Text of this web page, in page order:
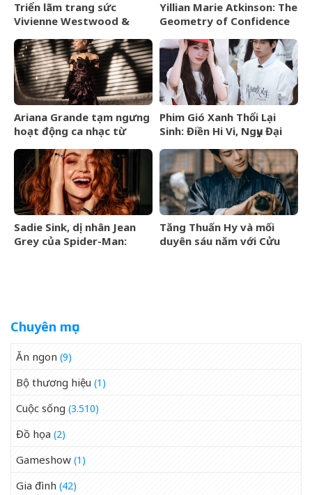
Triển lãm trang sức
Vivienne Westwood &
vào tháng 9/2026
Yillian Marie Atkinson: The
Geometry of Confidence
Ariana Grande tạm ngưng
hoạt động ca nhạc từ
Phim Gió Xanh Thổi Lại
Sinh: Điền Hi Vi, Ngụy Đại
thượng lưu
Sadie Sink, dị nhân Jean
Grey của Spider-Man:
Tăng Thuấn Hy và mối
duyên sáu năm với Cửu
Chuyên mục
Ăn ngon (9)
Bộ thương hiệu (1)
Cuộc sống (3.510)
Đồ họa (2)
Gameshow (1)
Gia đình (42)